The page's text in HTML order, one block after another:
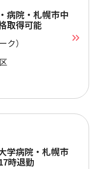
病院・札幌市中
取得可能
ク）
学病院・札幌市
時退勤